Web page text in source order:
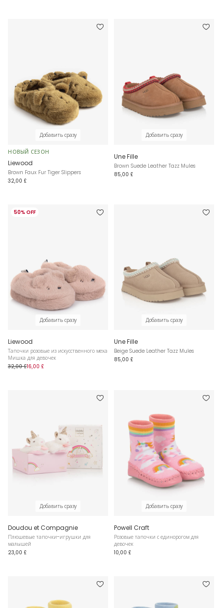
Добавить сразу
НОВЫЙ СЕЗОН
Liewood
Brown Faux Fur Tiger Slippers
32,00 £
Добавить сразу
Une Fille
Brown Suede Leather Tazz Mules
85,00 £
50% OFF
Добавить сразу
Liewood
Тапочки розовые из искусственного меха
Мишка для девочек
32,00 £16,00 £
Добавить сразу
Une Fille
Beige Suede Leather Tazz Mules
85,00 £
Добавить сразу
Doudou et Compagnie
Плюшевые тапочки-игрушки для
малышей
23,00 £
Добавить сразу
Powell Craft
Розовые тапочки с единорогом для
девочек
10,00 £